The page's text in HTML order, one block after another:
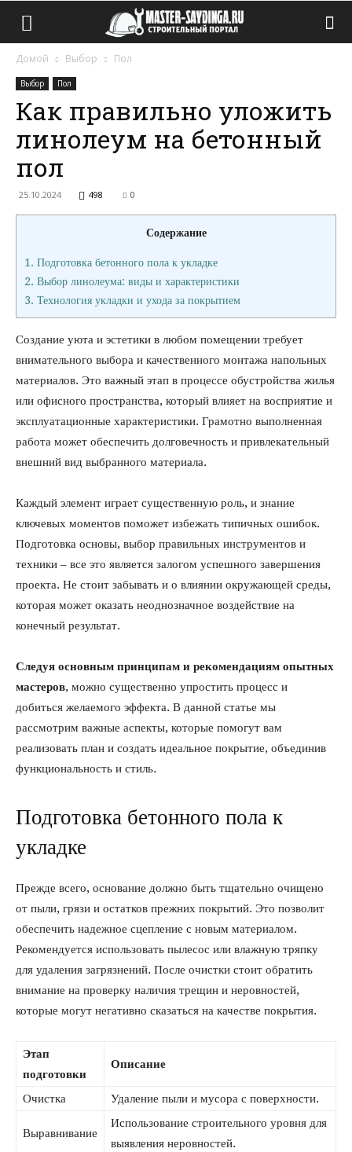
Домой Выбор Пол
Выбор Пол
Как правильно уложить
линолеум на бетонный
пол
25.10.2024 498 0
Содержание
1. Подготовка бетонного пола к укладке
2. Выбор линолеума: виды и характеристики
3. Технология укладки и ухода за покрытием
Создание уюта и эстетики в любом помещении требует
внимательного выбора и качественного монтажа напольных
материалов. Это важный этап в процессе обустройства жилья
или офисного пространства, который влияет на восприятие и
эксплуатационные характеристики. Грамотно выполненная
работа может обеспечить долговечность и привлекательный
внешний вид выбранного материала.
Каждый элемент играет существенную роль, и знание
ключевых моментов поможет избежать типичных ошибок.
Подготовка основы, выбор правильных инструментов и
техники – все это является залогом успешного завершения
проекта. Не стоит забывать и о влиянии окружающей среды,
которая может оказать неоднозначное воздействие на
конечный результат.
Следуя основным принципам и рекомендациям опытных
мастеров, можно существенно упростить процесс и
добиться желаемого эффекта. В данной статье мы
рассмотрим важные аспекты, которые помогут вам
реализовать план и создать идеальное покрытие, объединив
функциональность и стиль.
Подготовка бетонного пола к
укладке
Прежде всего, основание должно быть тщательно очищено
от пыли, грязи и остатков прежних покрытий. Это позволит
обеспечить надежное сцепление с новым материалом.
Рекомендуется использовать пылесос или влажную тряпку
для удаления загрязнений. После очистки стоит обратить
внимание на проверку наличия трещин и неровностей,
которые могут негативно сказаться на качестве покрытия.
Этап
подготовки
Описание
Очистка Удаление пыли и мусора с поверхности.
Выравнивание
Использование строительного уровня для
выявления неровностей.